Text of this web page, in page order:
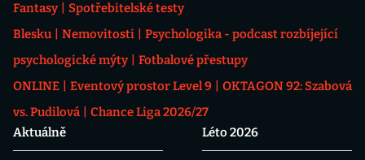
Fantasy
Spotřebitelské testy
Blesku
Nemovitosti
Psychologika - podcast rozbíjející
psychologické mýty
Fotbalové přestupy
ONLINE
Eventový prostor Level 9
OKTAGON 92: Szabová
vs. Pudilová
Chance Liga 2026/27
Aktuálně
Léto 2026